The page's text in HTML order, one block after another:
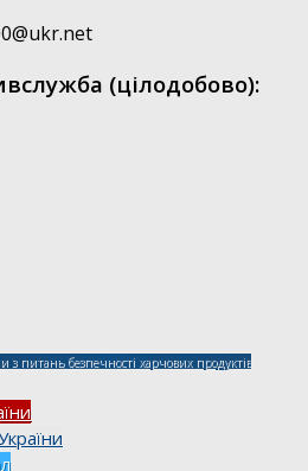
(цілодобово):
з питань безпечності харчових продуктів